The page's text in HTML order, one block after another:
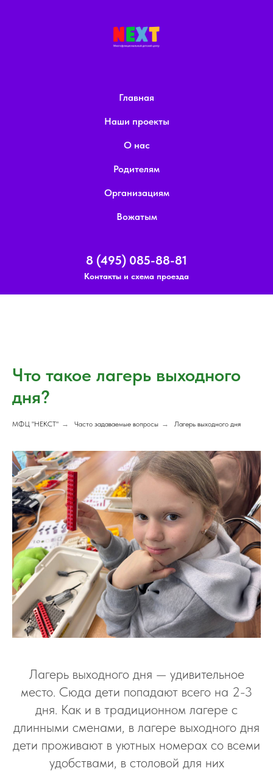
Главная
Наши проекты
О нас
Родителям
Организациям
Вожатым
8 (495) 085-88-81
Контакты и схема проезда
Что такое лагерь выходного
дня?
МФЦ "НЕКСТ" → Часто задаваемые вопросы → Лагерь выходного дня
Лагерь выходного дня — удивительное
место. Сюда дети попадают всего на 2-3
дня. Как и в традиционном лагере с
длинными сменами, в лагере выходного дня
дети проживают в уютных номерах со всеми
удобствами, в столовой для них